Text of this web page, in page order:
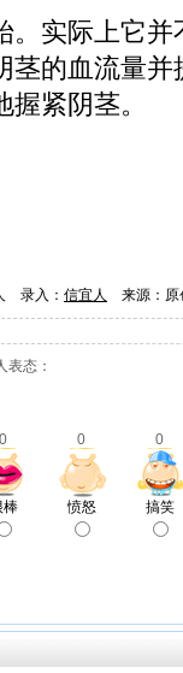
实际上它并
茎的血流量
紧阴茎。
录入： 信宜人 来源：
表态：
0 0 0
棒 愤怒 搞笑